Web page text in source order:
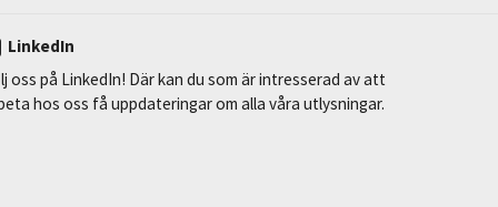
LinkedIn
oss på LinkedIn! Där kan du som är intresserad av att
hos oss få uppdateringar om alla våra utlysningar.